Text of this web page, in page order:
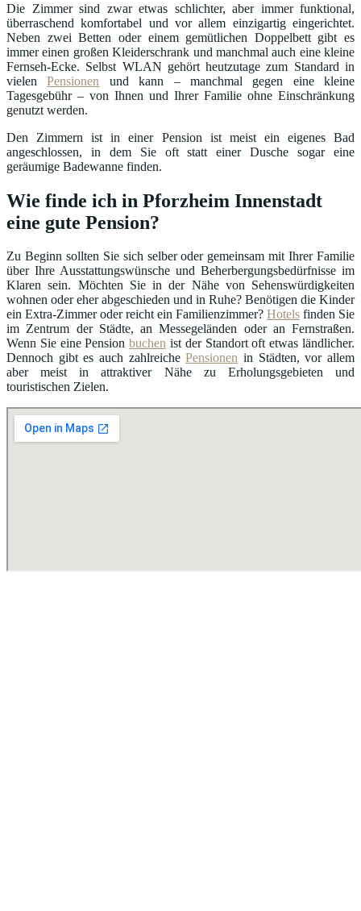
Die Zimmer sind zwar etwas schlichter, aber immer funktional,
überraschend komfortabel und vor allem einzigartig eingerichtet.
Neben zwei Betten oder einem gemütlichen Doppelbett gibt es
immer einen großen Kleiderschrank und manchmal auch eine kleine
Fernseh-Ecke. Selbst WLAN gehört heutzutage zum Standard in
vielenPensionen und kann – manchmal gegen eine kleine
Tagesgebühr – von Ihnen und Ihrer Familie ohne Einschränkung
genutzt werden.
Den Zimmern ist in einer Pension ist meist ein eigenes Bad
angeschlossen, in dem Sie oft statt einer Dusche sogar eine
geräumige Badewanne finden.
Wie finde ich in Pforzheim Innenstadt
eine gute Pension?
Zu Beginn sollten Sie sich selber oder gemeinsam mit Ihrer Familie
über Ihre Ausstattungswünsche und Beherbergungsbedürfnisse im
Klaren sein. Möchten Sie in der Nähe von Sehenswürdigkeiten
wohnen oder eher abgeschieden und in Ruhe? Benötigen die Kinder
ein Extra-Zimmer oder reicht ein Familienzimmer? Hotels finden Sie
im Zentrum der Städte, an Messegeländen oder an Fernstraßen.
Wenn Sie eine Pensionbuchen ist der Standort oft etwas ländlicher.
Dennoch gibt es auch zahlreichePensionen in Städten, vor allem
aber meist in attraktiver Nähe zu Erholungsgebieten und
touristischen Zielen.